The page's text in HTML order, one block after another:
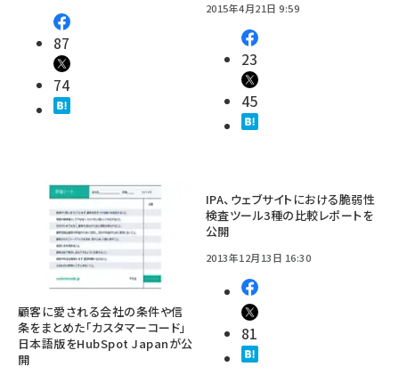
87
74
2015年4月21日 9:59
23
45
顧客に愛される会社の条件や信
条をまとめた「カスタマーコード」
日本語版をHubSpot Japanが公
開
IPA、ウェブサイトにおける脆弱性
検査ツール3種の比較レポートを
公開
2013年12月13日 16:30
81